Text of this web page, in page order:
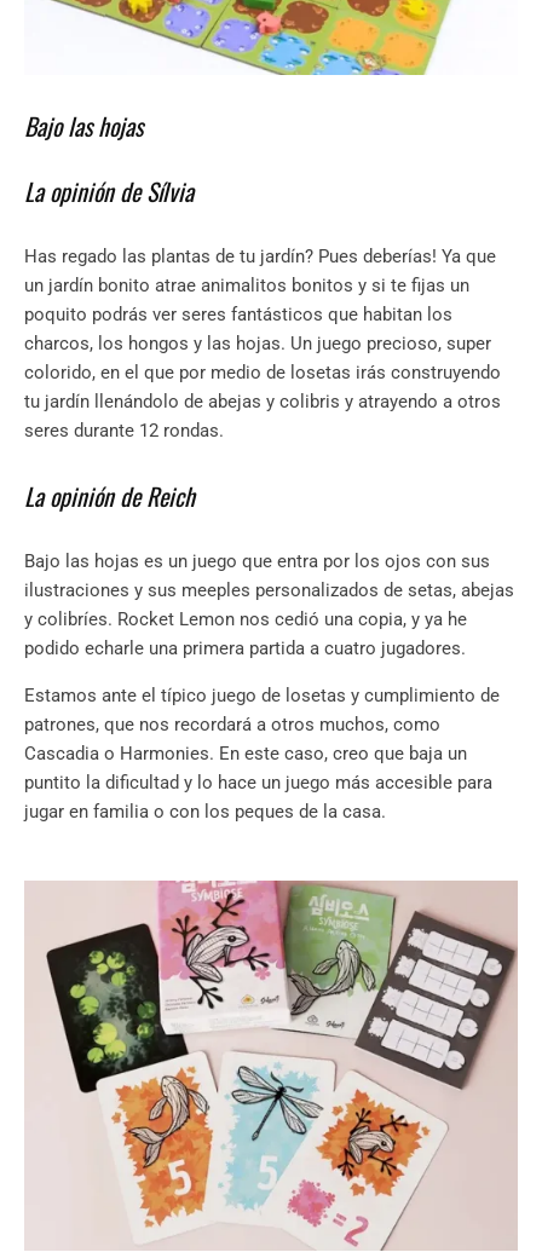
Bajo las hojas
La opinión de Sílvia
Has regado las plantas de tu jardín? Pues deberías! Ya que
un jardín bonito atrae animalitos bonitos y si te fijas un
poquito podrás ver seres fantásticos que habitan los
charcos, los hongos y las hojas. Un juego precioso, super
colorido, en el que por medio de losetas irás construyendo
tu jardín llenándolo de abejas y colibris y atrayendo a otros
seres durante 12 rondas.
La opinión de Reich
Bajo las hojas es un juego que entra por los ojos con sus
ilustraciones y sus meeples personalizados de setas, abejas
y colibríes. Rocket Lemon nos cedió una copia, y ya he
podido echarle una primera partida a cuatro jugadores.
Estamos ante el típico juego de losetas y cumplimiento de
patrones, que nos recordará a otros muchos, como
Cascadia o Harmonies. En este caso, creo que baja un
puntito la dificultad y lo hace un juego más accesible para
jugar en familia o con los peques de la casa.